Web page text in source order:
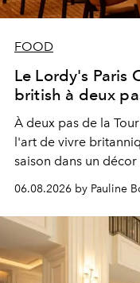
FOOD
Le Lordy's Paris
british à deux
À deux pas de la
l'art de vivre
saison dans un
06.08.2026 by Pauline